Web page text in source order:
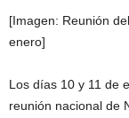
[Imagen: Reunión
enero]
Los días 10 y 11 de
reunión nacional de